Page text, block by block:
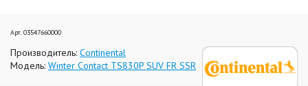
Арт. 03547660000
Производитель: Continental
Модель: Winter Contact TS830P SUV FR SSR